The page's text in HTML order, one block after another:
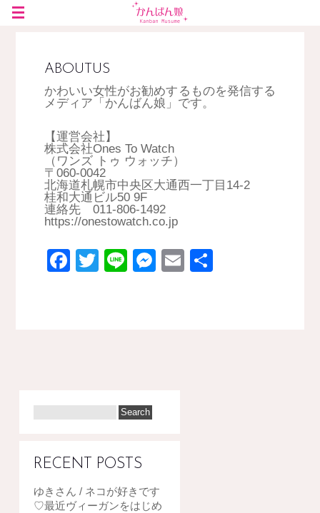
ABOUTUS
かわいい女性がお勧めするものを発信する
メディア「かんばん娘」です。
【運営会社】
株式会社Ones To Watch
（ワンズ トゥ ウォッチ）
〒060-0042
北海道札幌市中央区大通西一丁目14-2
桂和大通ビル50 9F
連絡先 011-806-1492
https://onestowatch.co.jp
Facebook
Twitter
LineMessenger
Email
RECENT POSTS
ゆきさん / ネコが好きです
♡最近ヴィーガンをはじめ